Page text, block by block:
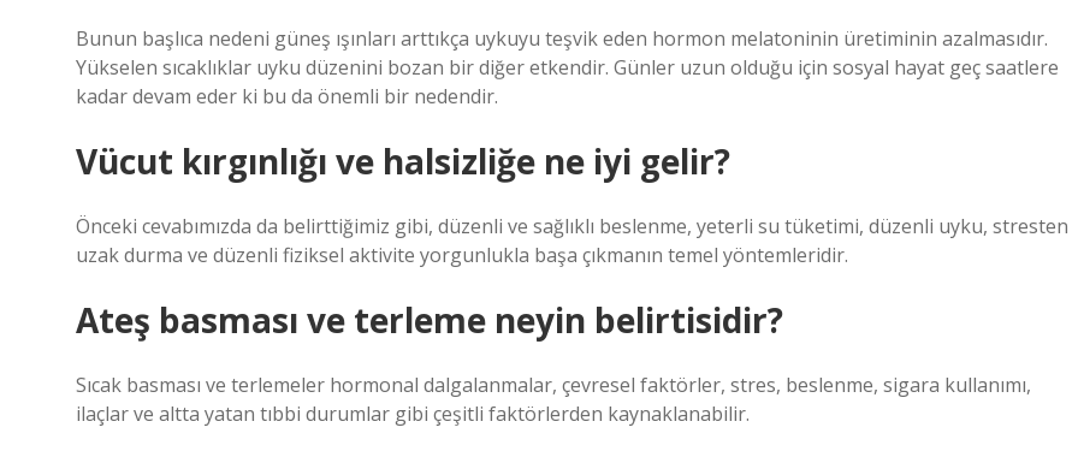
Bunun başlıca nedeni güneş ışınları arttıkça uykuyu teşvik eden hormon melatoninin üretiminin azalmasıdır.
Yükselen sıcaklıklar uyku düzenini bozan bir diğer etkendir. Günler uzun olduğu için sosyal hayat geç saatlere
kadar devam eder ki bu da önemli bir nedendir.
Vücut kırgınlığı ve halsizliğe ne iyi gelir?
Önceki cevabımızda da belirttiğimiz gibi, düzenli ve sağlıklı beslenme, yeterli su tüketimi, düzenli uyku, stresten
uzak durma ve düzenli fiziksel aktivite yorgunlukla başa çıkmanın temel yöntemleridir.
Ateş basması ve terleme neyin belirtisidir?
Sıcak basması ve terlemeler hormonal dalgalanmalar, çevresel faktörler, stres, beslenme, sigara kullanımı,
ilaçlar ve altta yatan tıbbi durumlar gibi çeşitli faktörlerden kaynaklanabilir.